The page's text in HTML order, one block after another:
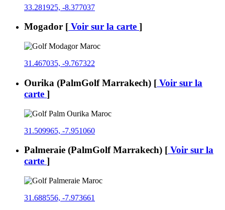
33.281925, -8.377037
Mogador [ Voir sur la carte ]
31.467035, -9.767322
Ourika (PalmGolf Marrakech) [ Voir sur la
carte ]
31.509965, -7.951060
Palmeraie (PalmGolf Marrakech) [ Voir sur la
carte ]
31.688556, -7.973661